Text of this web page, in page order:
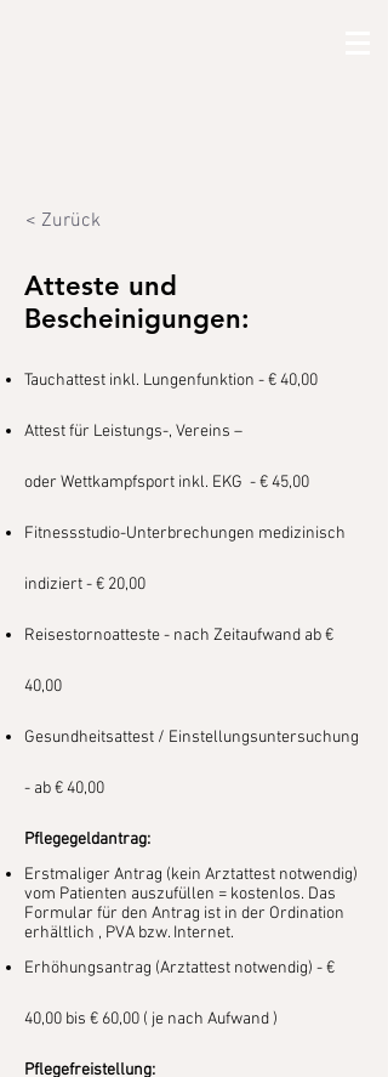
< Zurück
Atteste und
Bescheinigungen:
Tauchattest inkl. Lungenfunktion - € 40,00
Attest für Leistungs-, Vereins –
oder Wettkampfsport inkl. EKG - € 45,00
Fitnessstudio-Unterbrechungen medizinisch
indiziert - € 20,00
Reisestornoatteste - nach Zeitaufwand ab €
40,00
Gesundheitsattest / Einstellungsuntersuchung
- ab € 40,00
Pflegegeldantrag:
Erstmaliger Antrag (kein Arztattest notwendig)
vom Patienten auszufüllen = kostenlos. Das
Formular für den Antrag ist in der Ordination
erhältlich , PVA bzw. Internet.
Erhöhungsantrag (Arztattest notwendig) - €
40,00 bis € 60,00 ( je nach Aufwand )
Pflegefreistellung: